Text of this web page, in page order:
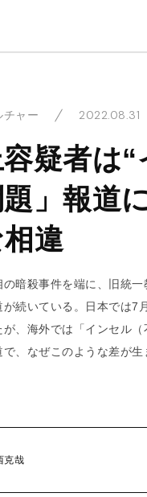
チャー 2022.08.31
疑者は
」報道
違
暗殺事件を端に、旧統
が続いている。日本では7
が、海外では「インセル
、なぜこのような差が生
克哉